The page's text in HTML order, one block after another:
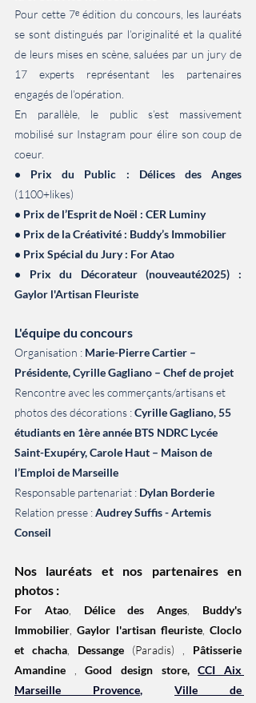
Pour cette 7ᵉ édition du concours, les lauréats
se sont distingués par l’originalité et la qualité
de leurs mises en scène, saluées par un jury de
17 experts représentant les partenaires
engagés de l’opération.
En parallèle, le public s’est massivement
mobilisé sur Instagram pour élire son coup de
coeur.
(1100+likes)
• Prix de l’Esprit de Noël : CER Luminy
• Prix de la Créativité : Buddy’s Immobilier
• Prix Spécial du Jury : For Atao
• Prix du Décorateur (nouveauté2025) :
Gaylor l'Artisan Fleuriste
L'équipe du concours
Organisation : Marie-Pierre Cartier –
Présidente, Cyrille Gagliano – Chef de projet
Rencontre avec les commerçants/artisans et
photos des décorations : Cyrille Gagliano, 55
étudiants en 1ère année BTS NDRC Lycée
Saint-Exupéry, Carole Haut – Maison de
l’Emploi de Marseille
Responsable partenariat : Dylan Borderie
Relation presse : Audrey Suffis - Artemis
Conseil
Nos lauréats et nos partenaires en
photos :
For Atao, Délice des Anges
Buddy's
Immobilier , Gaylor l'artisan fleuriste, Cloclo
et chacha
Dessange (Paradis) , Pâtisserie
Amandine , Good design store, CCI Aix
Marseille Provence, Ville de